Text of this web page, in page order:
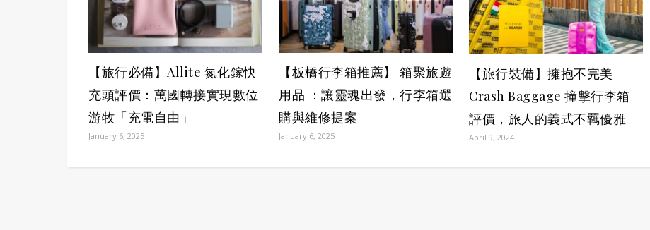
【旅行必備】Allite 氮化鎵快
充頭評價：萬國轉接實現數位
游牧「充電自由」
January 6, 2025
【板橋行李箱推薦】 箱聚旅遊
用品 ：讓靈魂出發，行李箱選
購與維修提案
January 6, 2025
【旅行裝備】擁抱不完美
Crash Baggage 撞擊行李箱
評價，旅人的義式不羈優雅
April 9, 2024